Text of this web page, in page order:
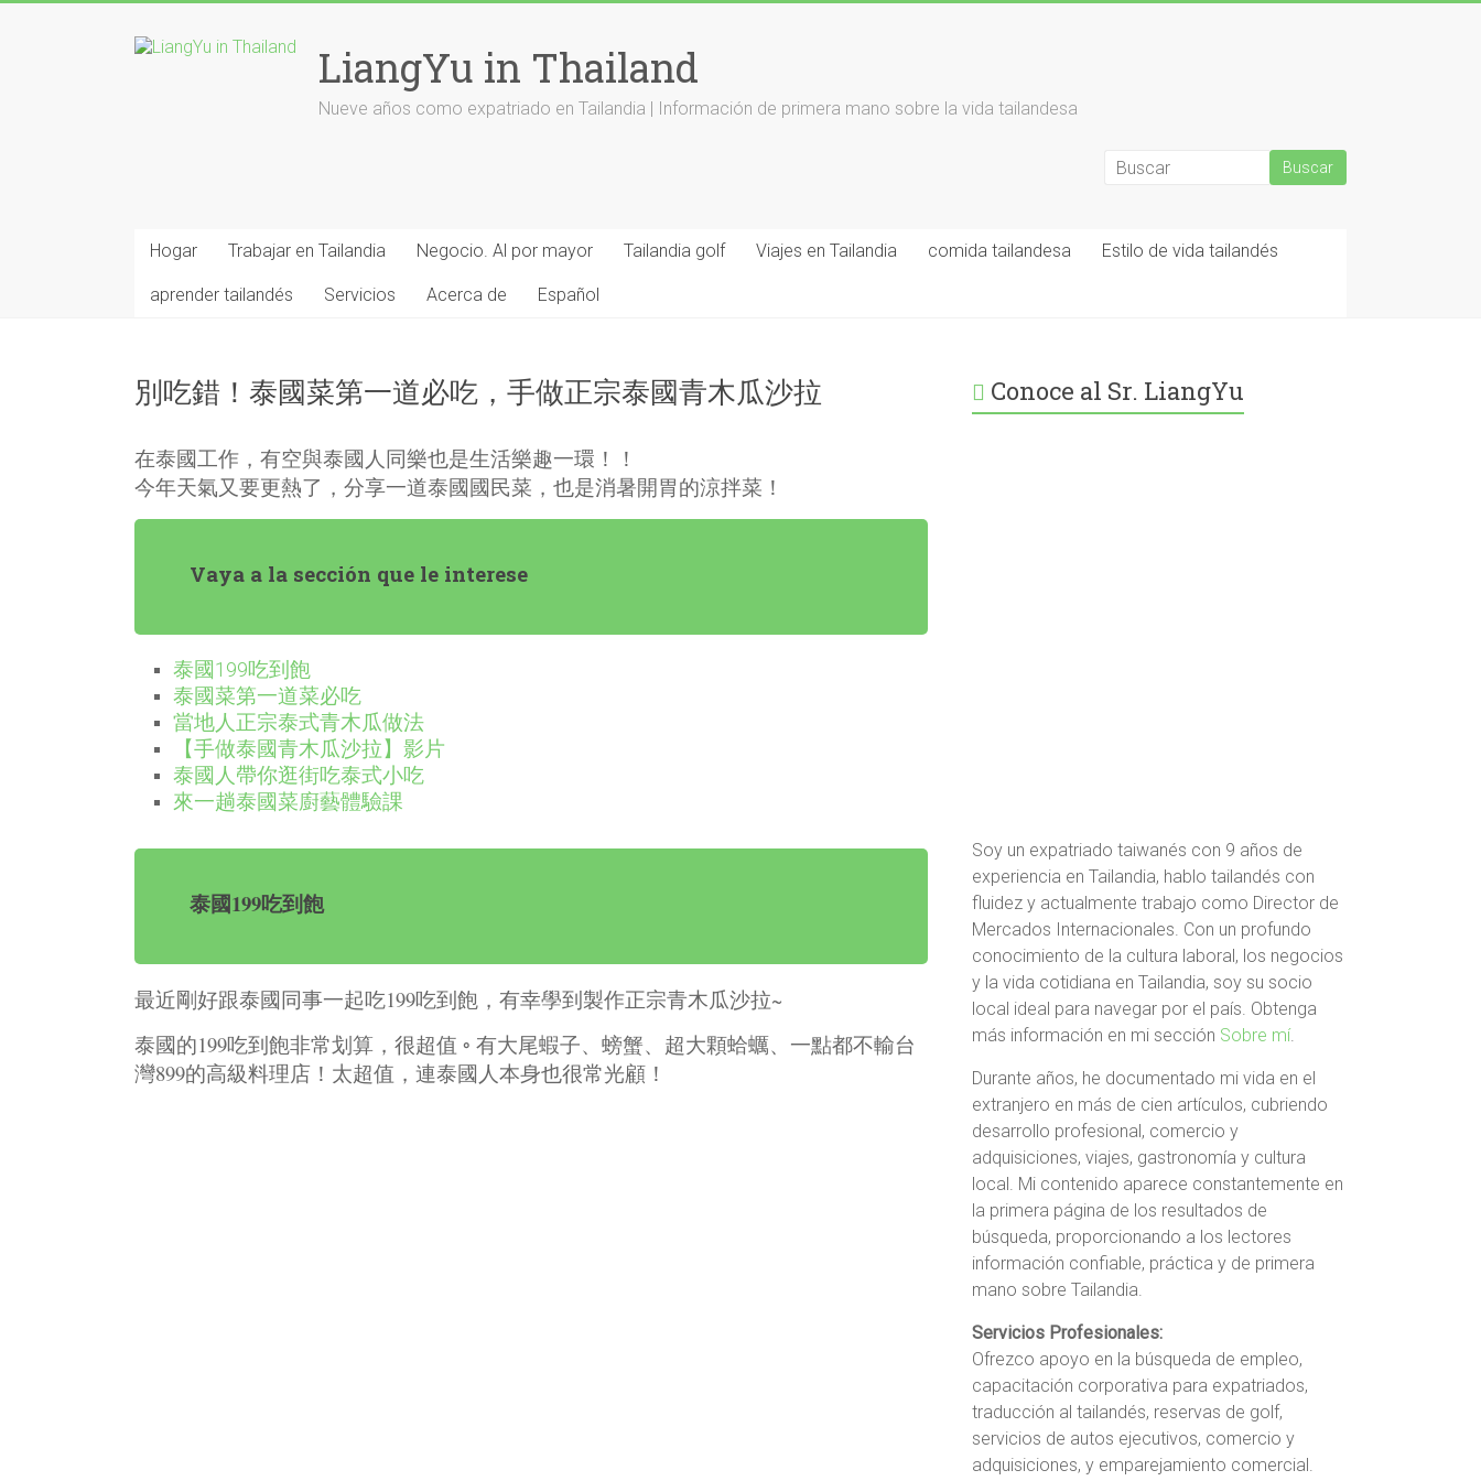
LiangYu in Thailand
Nueve años como expatriado en Tailandia | Información de primera mano sobre la vida tailandesa
Hogar Trabajar en Tailandia Negocio. Al por mayor Tailandia golf Viajes en Tailandia comida tailandesa Estilo de vida tailandés
aprender tailandés Servicios Acerca de Español
別吃錯！泰國菜第一道必吃，手做正宗泰國青木瓜沙拉
在泰國工作，有空與泰國人同樂也是生活樂趣一環！！
今年天氣又要更熱了，分享一道泰國國民菜，也是消暑開胃的涼拌菜！
Vaya a la sección que le interese
泰國199吃到飽
泰國菜第一道菜必吃
當地人正宗泰式青木瓜做法
【手做泰國青木瓜沙拉】影片
泰國人帶你逛街吃泰式小吃
來一趟泰國菜廚藝體驗課
泰國199吃到飽
最近剛好跟泰國同事一起吃199吃到飽，有幸學到製作正宗青木瓜沙拉~
泰國的199吃到飽非常划算，很超值 ◦ 有大尾蝦子、螃蟹、超大顆蛤蠣、一點都不輸台
灣899的高級料理店！太超值，連泰國人本身也很常光顧！
Conoce al Sr. LiangYu
Soy un expatriado taiwanés con 9 años de
experiencia en Tailandia, hablo tailandés con
fluidez y actualmente trabajo como Director de
Mercados Internacionales. Con un profundo
conocimiento de la cultura laboral, los negocios
y la vida cotidiana en Tailandia, soy su socio
local ideal para navegar por el país. Obtenga
más información en mi sección Sobre mí.
Durante años, he documentado mi vida en el
extranjero en más de cien artículos, cubriendo
desarrollo profesional, comercio y
adquisiciones, viajes, gastronomía y cultura
local. Mi contenido aparece constantemente en
la primera página de los resultados de
búsqueda, proporcionando a los lectores
información confiable, práctica y de primera
mano sobre Tailandia.
Servicios Profesionales:
Ofrezco apoyo en la búsqueda de empleo,
capacitación corporativa para expatriados,
traducción al tailandés, reservas de golf,
servicios de autos ejecutivos, comercio y
adquisiciones, y emparejamiento comercial.